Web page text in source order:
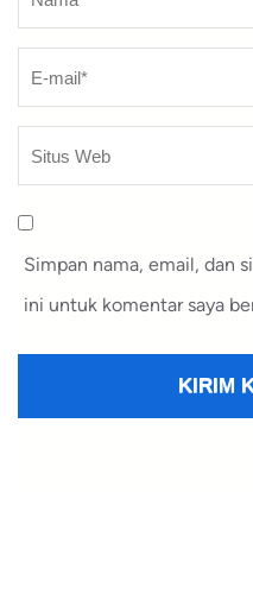
Simpan nama, email, dan
ini untuk komentar saya